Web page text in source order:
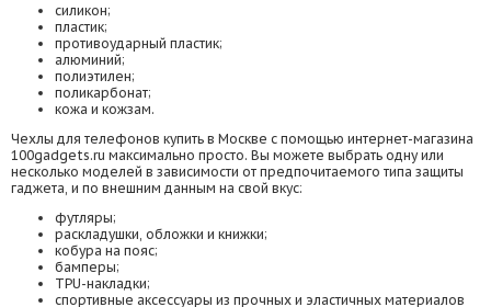
силикон;
пластик;
противоударный пластик;
алюминий;
полиэтилен;
поликарбонат;
кожа и кожзам.
Чехлы для телефонов купить в Москве с помощью интернет-магазина
100gadgets.ru максимально просто. Вы можете выбрать одну или
несколько моделей в зависимости от предпочитаемого типа защиты
гаджета, и по внешним данным на свой вкус:
футляры;
раскладушки, обложки и книжки;
кобура на пояс;
бамперы;
TPU-накладки;
спортивные аксессуары из прочных и эластичных материалов